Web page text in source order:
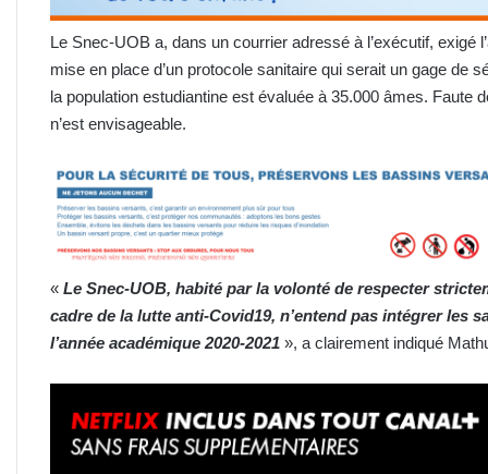
Le Snec-UOB a, dans un courrier adressé à l’exécutif, exigé
mise en place d’un protocole sanitaire qui serait un gage de
la population estudiantine est évaluée à 35.000 âmes. Faute
n’est envisageable.
« Le Snec-UOB, habité par la volonté de respecter
cadre de la lutte anti-Covid19, n’entend pas intégrer les
l’année académique 2020-2021 », a clairement indiqué